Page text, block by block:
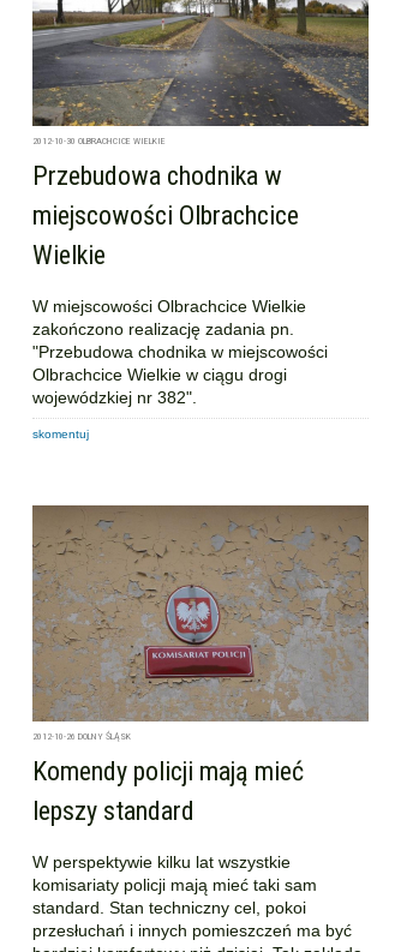
2012-10-30 OLBRACHCICE WIELKIE
Przebudowa chodnika w
miejscowości Olbrachcice
Wielkie
W miejscowości Olbrachcice Wielkie
zakończono realizację zadania pn.
"Przebudowa chodnika w miejscowości
Olbrachcice Wielkie w ciągu drogi
wojewódzkiej nr 382".
skomentuj
2012-10-26 DOLNY ŚLĄSK
Komendy policji mają mieć
lepszy standard
W perspektywie kilku lat wszystkie
komisariaty policji mają mieć taki sam
standard. Stan techniczny cel, pokoi
przesłuchań i innych pomieszczeń ma być